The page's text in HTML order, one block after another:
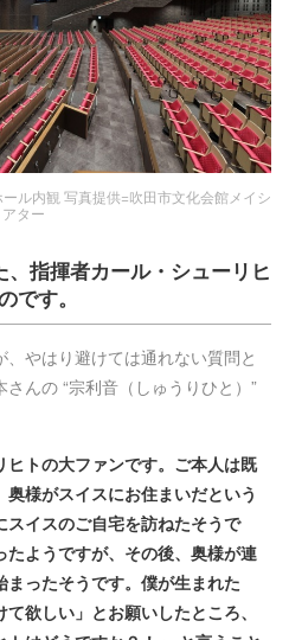
ル内観 写真提供=吹田市文化会館メイシ
アター
指揮者カール・シューリヒ
です。
やはり避けては通れない質問と
んの “宗利音（しゅうりひと）”
トの大ファンです。ご本人は既
様がスイスにお住まいだという
イスのご自宅を訪ねたそうで
ようですが、その後、奥様が連
ったそうです。僕が生まれた
欲しい」とお願いしたところ、